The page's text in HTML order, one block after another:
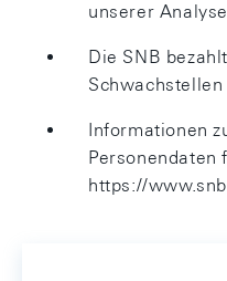
unserer
Die SNB
Informationen
Personendaten
https://